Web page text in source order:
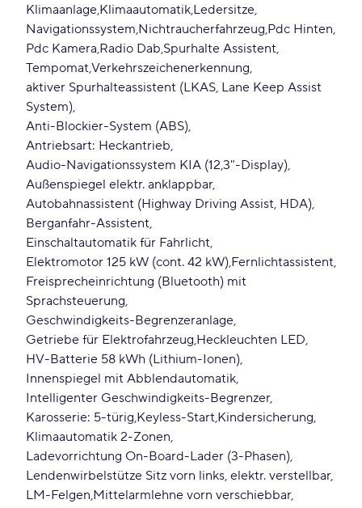
Klimaanlage Klimaautomatik Ledersitze
Navigationssystem Nichtraucherfahrzeug Pdc Hinten
Pdc Kamera Radio Dab Spurhalte Assistent
TempomatVerkehrszeichenerkennung
aktiver Spurhalteassistent (LKAS, Lane Keep Assist
System)
Anti-Blockier-System (ABS)
Antriebsart: Heckantrieb
Audio-Navigationssystem KIA (12,3"-Display)
Außenspiegel elektr. anklappbar
Autobahnassistent (Highway Driving Assist, HDA)
Berganfahr-Assistent
Einschaltautomatik für Fahrlicht
Elektromotor 125 kW (cont. 42 kW) Fernlichtassistent
Freisprecheinrichtung (Bluetooth) mit
Sprachsteuerung
Geschwindigkeits-Begrenzeranlage
Getriebe für Elektrofahrzeug Heckleuchten LED
HV-Batterie 58 kWh (Lithium-Ionen)
Innenspiegel mit Abblendautomatik
Intelligenter Geschwindigkeits-Begrenzer
Karosserie: 5-türig Keyless-Start Kindersicherung
Klimaautomatik 2-Zonen
Ladevorrichtung On-Board-Lader (3-Phasen)
Lendenwirbelstütze Sitz vorn links, elektr. verstellbar
LM-Felgen Mittelarmlehne vorn verschiebbar